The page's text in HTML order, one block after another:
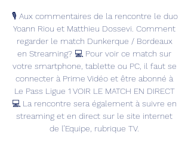
🎙️ Aux commentaires de la rencontre le duo
Yoann Riou et Matthieu Dossevi. Comment
regarder le match Dunkerque / Bordeaux
en Streaming? 💻 Pour voir ce match sur
votre smartphone, tablette ou PC, il faut se
connecter à Prime Vidéo et être abonné à
Le Pass Ligue 1 VOIR LE MATCH EN DIRECT
💻 La rencontre sera également à suivre en
streaming et en direct sur le site internet
de l’Equipe, rubrique TV.